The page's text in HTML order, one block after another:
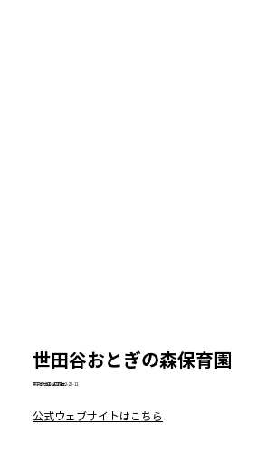
​世田谷おとぎの森保育園
東京都世田谷区岡本2-22-11
公式ウェブサイトはこちら